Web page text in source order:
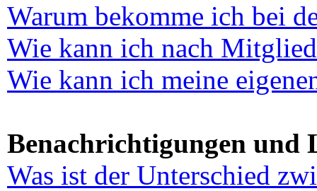
Warum bekomme ich bei
Wie kann ich nach
Wie kann ich meine
Benachrichtigungen und
Was ist der Unterschied